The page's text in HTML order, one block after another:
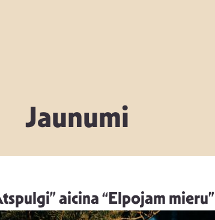
Jaunumi
aicina “Elpojam mieru”